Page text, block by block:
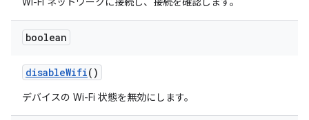
boolean
disableWifi()
デバイスの Wi-Fi 状態を無効にします。